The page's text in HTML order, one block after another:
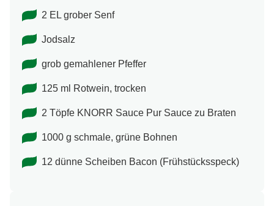
2 EL grober Senf
Jodsalz
grob gemahlener Pfeffer
125 ml Rotwein, trocken
2 Töpfe KNORR Sauce Pur Sauce zu Braten
1000 g schmale, grüne Bohnen
12 dünne Scheiben Bacon (Frühstücksspeck)